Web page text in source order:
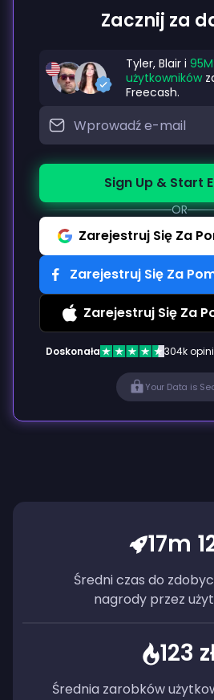
Zacznij za
Tyler, Blair i
użytkowników
Freecash.
Sign Up & Start
OR
Zarejestruj Się Za
Zarejestruj Się Za
Zarejestruj Się Za
Doskonała 304k
Your Data is
17m
Średni czas do
nagrody przez
123
Średnia zarobków